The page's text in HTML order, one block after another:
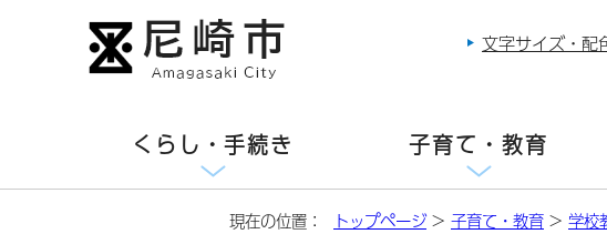
文字サイズ・配
くらし・手続き 子育て・教育
現在の位置： トップページ> 子育て・教育 > 学校